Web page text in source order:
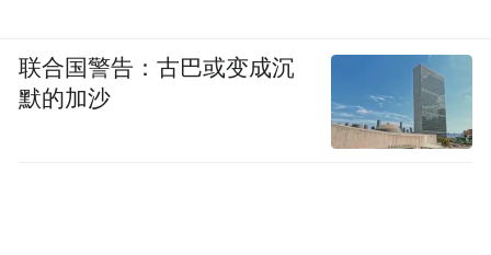
联合国警告：古巴或变成沉
默的加沙